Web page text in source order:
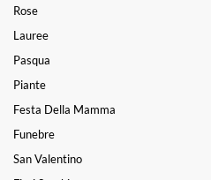
Rose
Lauree
Pasqua
Piante
Festa Della Mamma
Funebre
San Valentino